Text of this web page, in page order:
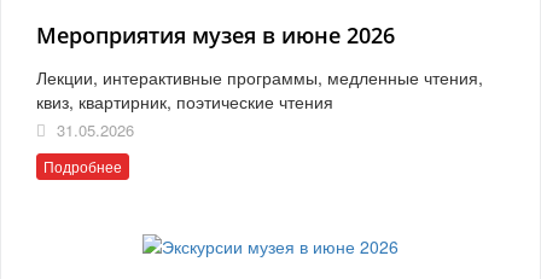
Мероприятия музея в июне 2026
Лекции, интерактивные программы, медленные чтения,
квиз, квартирник, поэтические чтения
31.05.2026
Подробнее